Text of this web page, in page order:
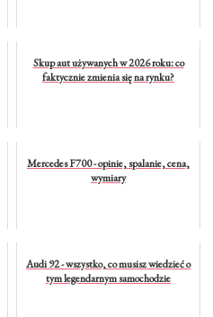
Skup aut używanych w 2026 roku: co
faktycznie zmienia się na rynku?
Mercedes F700 - opinie, spalanie, cena,
wymiary
Audi 92 - wszystko, co musisz wiedzieć o
tym legendarnym samochodzie